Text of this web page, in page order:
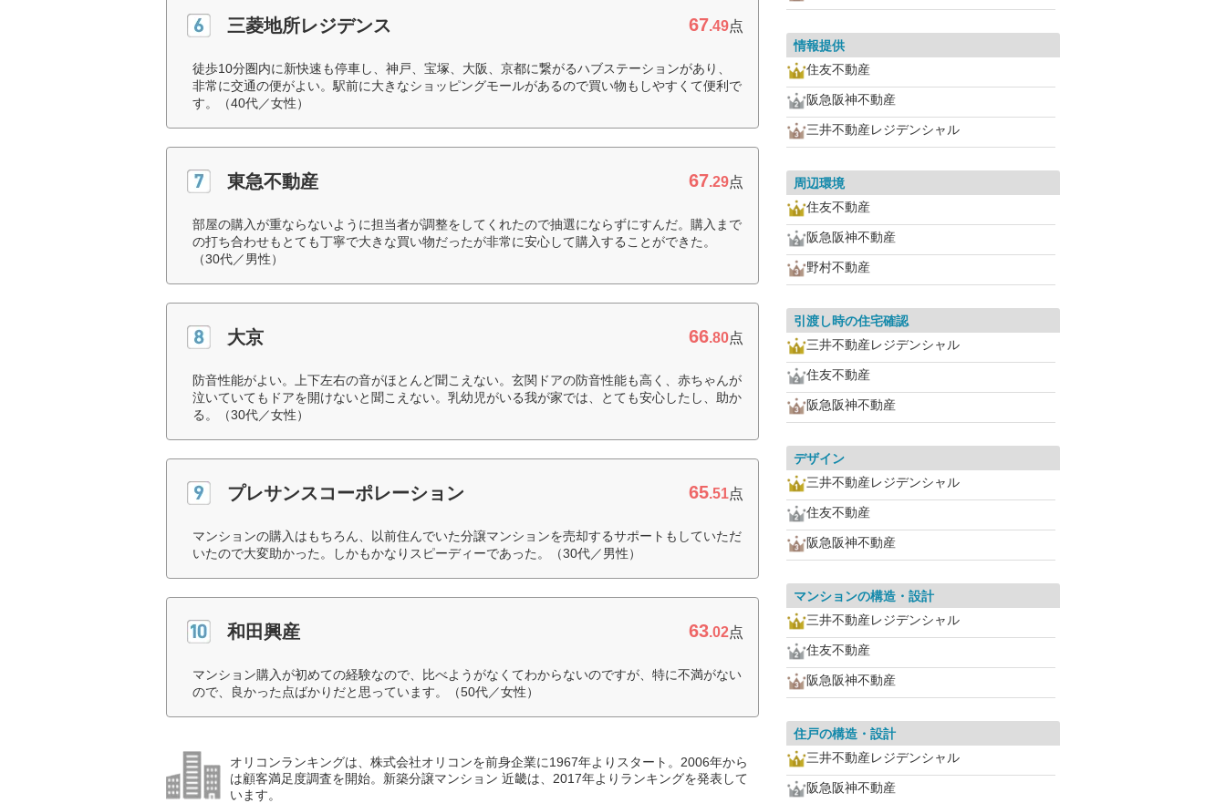
三菱地所レジデンス 67.49点
徒歩10分圏内に新快速も停車し、神戸、宝塚、大阪、京都に繋がるハブステーションがあり、
非常に交通の便がよい。駅前に大きなショッピングモールがあるので買い物もしやすくて便利で
す。（40代／女性）
東急不動産 67.29点
部屋の購入が重ならないように担当者が調整をしてくれたので抽選にならずにすんだ。購入まで
の打ち合わせもとても丁寧で大きな買い物だったが非常に安心して購入することができた。
（30代／男性）
大京 66.80点
防音性能がよい。上下左右の音がほとんど聞こえない。玄関ドアの防音性能も高く、赤ちゃんが
泣いていてもドアを開けないと聞こえない。乳幼児がいる我が家では、とても安心したし、助か
る。（30代／女性）
プレサンスコーポレーション 65.51点
マンションの購入はもちろん、以前住んでいた分譲マンションを売却するサポートもしていただ
いたので大変助かった。しかもかなりスピーディーであった。（30代／男性）
和田興産 63.02点
マンション購入が初めての経験なので、比べようがなくてわからないのですが、特に不満がない
ので、良かった点ばかりだと思っています。（50代／女性）
オリコンランキングは、株式会社オリコンを前身企業に1967年よりスタート。2006年から
は顧客満足度調査を開始。新築分譲マンション 近畿は、2017年よりランキングを発表して
います。
情報提供
住友不動産
阪急阪神不動産
三井不動産レジデンシャル
周辺環境
住友不動産
阪急阪神不動産
野村不動産
引渡し時の住宅確認
三井不動産レジデンシャル
住友不動産
阪急阪神不動産
デザイン
三井不動産レジデンシャル
住友不動産
阪急阪神不動産
マンションの構造・設計
三井不動産レジデンシャル
住友不動産
阪急阪神不動産
住戸の構造・設計
三井不動産レジデンシャル
阪急阪神不動産